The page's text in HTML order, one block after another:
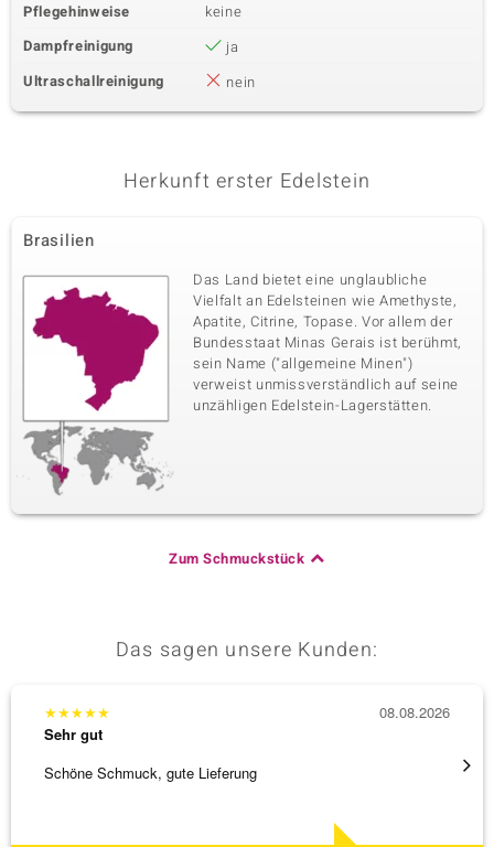
Pflegehinweise
keine
Dampfreinigung
ja
Ultraschallreinigung
nein
Herkunft erster Edelstein
Brasilien
Das Land bietet eine unglaubliche
Vielfalt an Edelsteinen wie Amethyste,
Apatite, Citrine, Topase. Vor allem der
Bundesstaat Minas Gerais ist berühmt,
sein Name ("allgemeine Minen")
verweist unmissverständlich auf seine
unzähligen Edelstein-Lagerstätten.
Zum Schmuckstück
Das sagen unsere Kunden:
★★★★★
Sehr gut
Schöne Schmuck, gute Lieferung
08.08.2026